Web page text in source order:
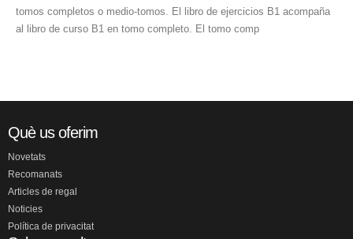
tomos completos o medio-tomos. El libro de ejercicios B1 acompaña
al libro de curso B1 en tomo completo. El tomo comp
Què us oferim
Novetats
Recomanats
Articles de regal
Noticies
Política de privacitat